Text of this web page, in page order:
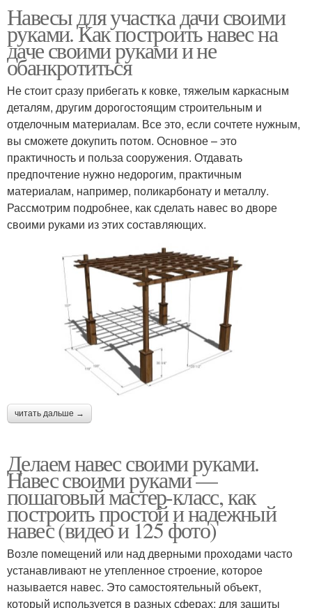
Навесы для участка дачи своими
руками. Как построить навес на
даче своими руками и не
обанкротиться
Не стоит сразу прибегать к ковке, тяжелым каркасным
деталям, другим дорогостоящим строительным и
отделочным материалам. Все это, если сочтете нужным,
вы сможете докупить потом. Основное – это
практичность и польза сооружения. Отдавать
предпочтение нужно недорогим, практичным
материалам, например, поликарбонату и металлу.
Рассмотрим подробнее, как сделать навес во дворе
своими руками из этих составляющих.
читать дальше →
Делаем навес своими руками.
Навес своими руками —
пошаговый мастер-класс, как
построить простой и надежный
навес (видео и 125 фото)
Возле помещений или над дверными проходами часто
устанавливают не утепленное строение, которое
называется навес. Это самостоятельный объект,
который используется в разных сферах: для защиты